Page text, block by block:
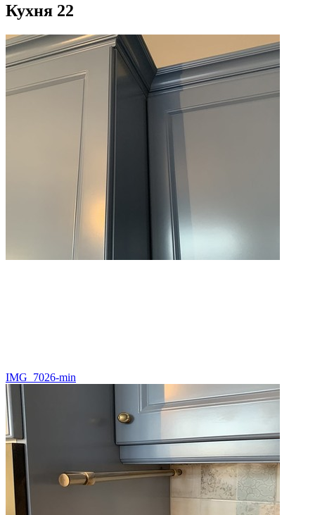
Кухня 22
IMG_7026-min